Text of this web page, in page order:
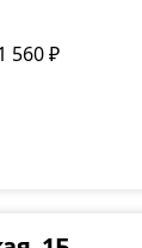
560 ₽